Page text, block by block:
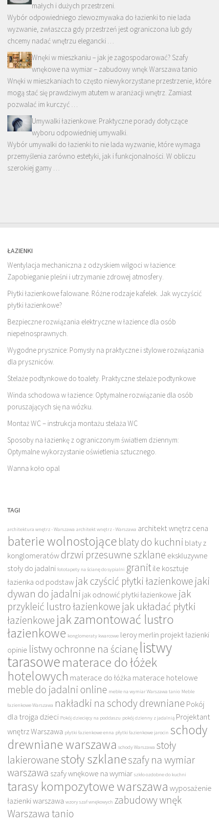
małych i dużych przestrzeni.
Wybór odpowiedniego zlewozmywaka do łazienki to nie lada
wyzwanie, zwłaszcza gdy przestrzeń jest ograniczona lub gdy
chcemy nadać wnętrzu elegancki …
Wnęki w mieszkaniu – jak je zagospodarować? Szafy
wnękowe na wymiar – zabudowy wnęk Warszawa tanio
Wnęki w mieszkaniach to często niewykorzystane przestrzenie, które
mogą stać się prawdziwym atutem w aranżacji wnętrz. Zamiast
pozwalać im kurczyć …
Umywalki łazienkowe: Praktyczne porady dotyczące
wyboru odpowiedniej umywalki.
Wybór umywalki do łazienki to nie lada wyzwanie, które wymaga
przemyślenia zarówno estetyki, jak i funkcjonalności. W obliczu
szerokiej gamy …
ŁAZIENKI
Wentylacja mechaniczna z odzyskiem wilgoci w łazience:
Zapobieganie pleśni i utrzymanie zdrowej atmosfery.
Płytki łazienkowe falowane. Różne rodzaje kafelek. Jak wyczyścić
płytki łazienkowe?
Bezpieczne rozwiązania elektryczne w łazience dla osób
niepełnosprawnych.
Wygodne prysznice: Pomysły na praktyczne i stylowe rozwiązania
dla pryszniców.
Stelaże podtynkowe do toalety. Praktyczne stelaże podtynkowe
Winda schodowa w łazience: Optymalne rozwiązanie dla osób
poruszających się na wózku.
Montaż WC – instrukcja montażu stelaża WC
Sposoby na łazienkę z ograniczonym światłem dziennym:
Optymalne wykorzystanie oświetlenia sztucznego.
Wanna koło opal
TAGI
architektura wnętrz - Warszawa architekt wnętrz - Warszawa architekt wnętrz cena
baterie wolnostojące blaty do kuchni blaty z
konglomeratówdrzwi przesuwne szklane ekskluzywne
stoły do jadalni fototapety na ścianę do sypialni granitile kosztuje
łazienka od podstaw jak czyścić płytki łazienkowe jaki
dywan do jadalni jak odnowić płytki łazienkowe jak
przykleić lustro łazienkowe jak układać płytki
łazienkowe jak zamontować lustro
łazienkowe konglomeraty kwarcowe leroy merlin projekt łazienki
opinie listwy ochronne na ścianęlistwy
tarasowematerace do łóżek
hotelowych materace do łóżka materace hotelowe
meble do jadalni online meble na wymiar Warszawa tanio Meble
łazienkowe Warszawa nakładki na schody drewniane Pokój
dla trojga dzieci Pokój dziecięcy na poddaszu pokój dzienny z jadalnią Projektant
wnętrz Warszawa płytki łazienkowe enna płytki łazienkowe jarocin schody
drewniane warszawa schody Warszawa stoły
lakierowanestoły szklaneszafy na wymiar
warszawa szafy wnękowe na wymiar szkło ozdobne do kuchni
tarasy kompozytowe warszawa wyposażenie
łazienki warszawa wzory szaf wnękowych zabudowy wnęk
Warszawa tanio